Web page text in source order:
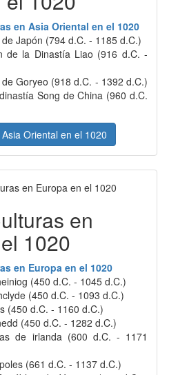
en Asia Oriental en el 1020
Japón (794 d.C. - 1185 d.C.)
de la Dinastía Liao (916 d.C. -
Goryeo (918 d.C. - 1392 d.C.)
Song de China (960 d.C.
Oriental en el 1020
en
1020
en Europa en el 1020
(450 d.C. - 1045 d.C.)
(450 d.C. - 1093 d.C.)
(450 d.C. - 1160 d.C.)
(450 d.C. - 1282 d.C.)
de irlanda (600 d.C. - 1171
(661 d.C. - 1137 d.C.)